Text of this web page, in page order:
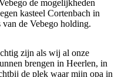
de mogelijkheden
kasteel Cortenbach in
de Vebego holding.
zijn als wij al onze
brengen in Heerlen, in
de plek waar mijn opa in